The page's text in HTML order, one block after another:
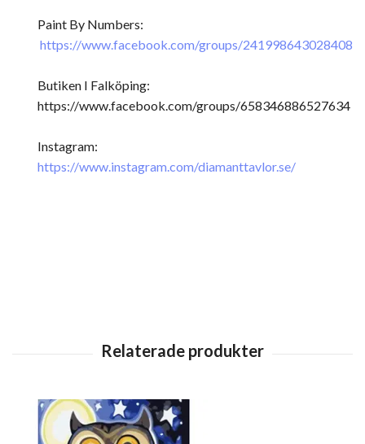
Paint By Numbers:
https://www.facebook.com/groups/241998643028408
Butiken I Falköping:
https://www.facebook.com/groups/658346886527634
Instagram:
https://www.instagram.com/diamanttavlor.se/